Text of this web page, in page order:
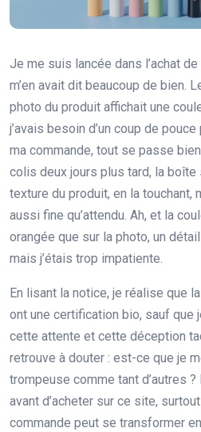
Je me suis lancée dans l’achat
m’en avait dit beaucoup de bien.
photo du produit affichait une
j’avais besoin d’un coup de
ma commande, tout se passe
colis deux jours plus tard, la
texture du produit, en la touchant,
aussi fine qu’attendu. Ah, et la
orangée que sur la photo, un détail
mais j’étais trop impatiente.
En lisant la notice, je réalise que
ont une certification bio, sauf que
cette attente et cette déception
retrouve à douter : est-ce que je
trompeuse comme tant d’autres
avant d’acheter sur ce site,
commande peut se transformer